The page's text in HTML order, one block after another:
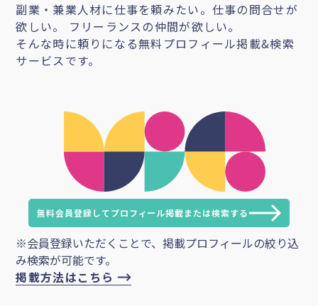
副業・兼業人材に仕事を頼みたい。仕事の問合せが
欲しい。 フリーランスの仲間が欲しい。
そんな時に頼りになる無料プロフィール掲載&検索
サービスです。
無料会員登録してプロフィール掲載または検索する
※会員登録いただくことで、掲載プロフィールの絞り込
み検索が可能です。
掲載方法はこちら